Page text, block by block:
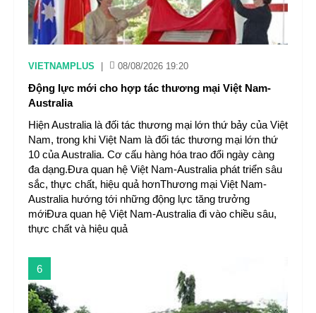
VIETNAMPLUS 08/08/2026 19:20
Động lực mới cho hợp tác thương mại Việt Nam-
Australia
Hiện Australia là đối tác thương mại lớn thứ bảy của Việt
Nam, trong khi Việt Nam là đối tác thương mại lớn thứ
10 của Australia. Cơ cấu hàng hóa trao đổi ngày càng
đa dạng.Đưa quan hệ Việt Nam-Australia phát triển sâu
sắc, thực chất, hiệu quả hơnThương mại Việt Nam-
Australia hướng tới những động lực tăng trưởng
mớiĐưa quan hệ Việt Nam-Australia đi vào chiều sâu,
thực chất và hiệu quả
6